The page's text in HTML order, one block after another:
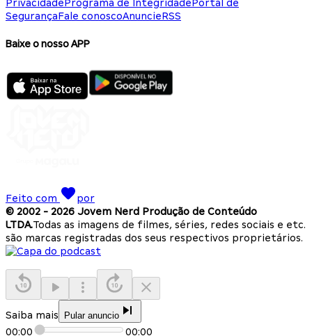
PrivacidadePrograma de IntegridadePortal de
SegurançaFale conoscoAnuncieRSS
Baixe o nosso APP
Feito com
por
© 2002 - 2026 Jovem Nerd Produção de Conteúdo
LTDA.Todas as imagens de filmes, séries, redes sociais e etc.
são marcas registradas dos seus respectivos proprietários.
Saiba mais Pular anuncio
00:00 00:00